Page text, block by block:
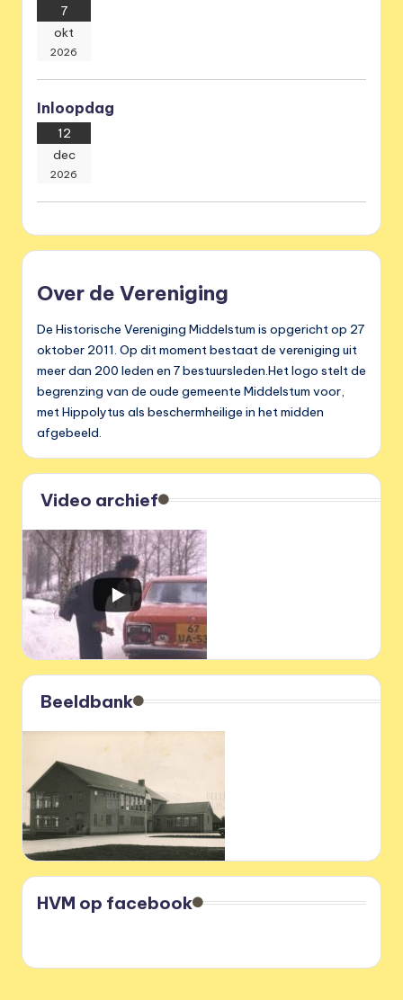
7
okt
2026
Inloopdag
12
dec
2026
Over de Vereniging
De Historische Vereniging Middelstum is opgericht op 27
oktober 2011. Op dit moment bestaat de vereniging uit
meer dan 200 leden en 7 bestuursleden.Het logo stelt de
begrenzing van de oude gemeente Middelstum voor,
met Hippolytus als beschermheilige in het midden
afgebeeld.
Video archief
Beeldbank
HVM op facebook